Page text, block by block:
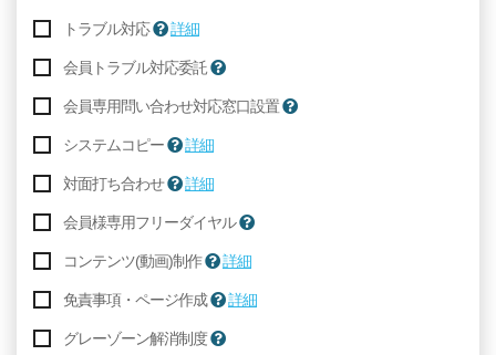
トラブル対応 詳細
会員トラブル対応委託
会員専用問い合わせ対応窓口設置
システムコピー 詳細
対面打ち合わせ 詳細
会員様専用フリーダイヤル
コンテンツ(動画)制作 詳細
免責事項・ページ作成 詳細
グレーゾーン解消制度